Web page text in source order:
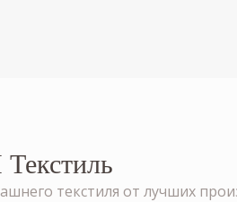
текстиля от лучших